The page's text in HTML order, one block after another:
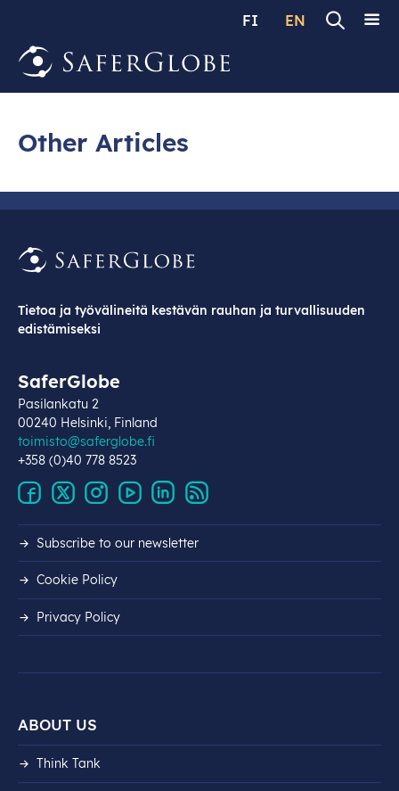
FI EN
Other Articles
Tietoa ja työvälineitä kestävän rauhan ja turvallisuuden
edistämiseksi
SaferGlobe
Pasilankatu 2
00240 Helsinki, Finland
toimisto@saferglobe.fi
+358 (0)40 778 8523
Subscribe to our newsletter
Cookie Policy
Privacy Policy
ABOUT US
Think Tank